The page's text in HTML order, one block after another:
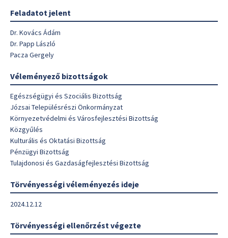
Feladatot jelent
Dr. Kovács Ádám
Dr. Papp László
Pacza Gergely
Véleményező bizottságok
Egészségügyi és Szociális Bizottság
Józsai Településrészi Önkormányzat
Környezetvédelmi és Városfejlesztési Bizottság
Közgyűlés
Kulturális és Oktatási Bizottság
Pénzügyi Bizottság
Tulajdonosi és Gazdaságfejlesztési Bizottság
Törvényességi véleményezés ideje
2024.12.12
Törvényességi ellenőrzést végezte